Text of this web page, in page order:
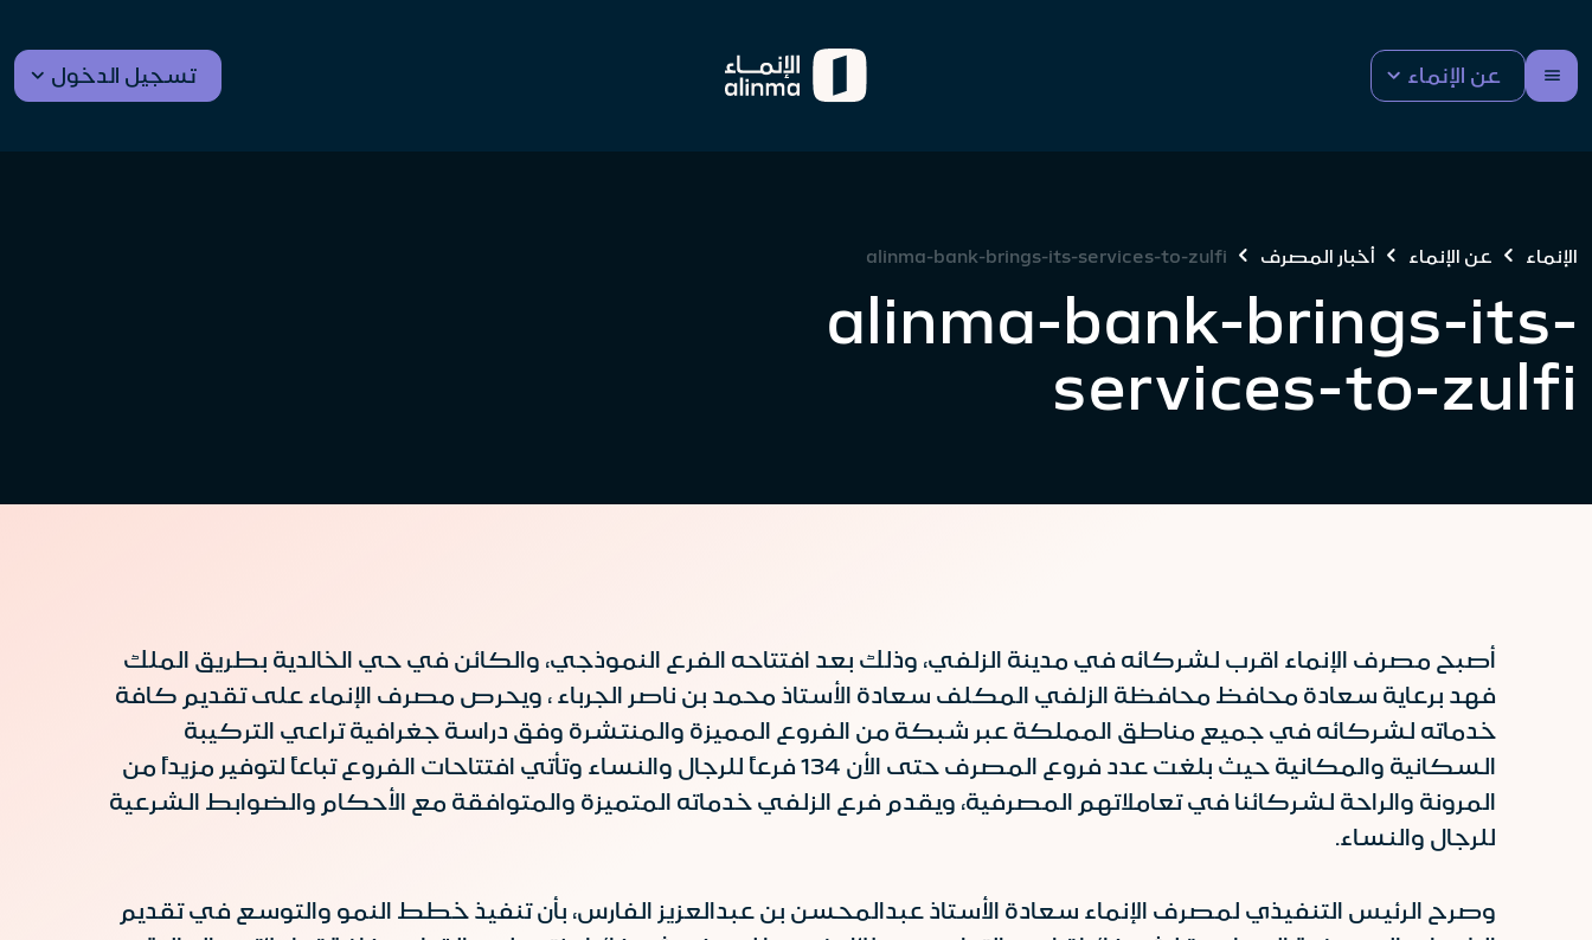
عن الإنماء تسجيل الدخول
الإنماء عن الإنماء أخبار المصرف alinma-bank-brings-its-services-to-zulfi
alinma-bank-brings-its-
services-to-zulfi
أصبح مصرف الإنماء اقرب لشركائه في مدينة الزلفي، وذلك بعد افتتاحه الفرع النموذجي، والكائن في حي الخالدية بطريق الملك
فهد برعاية سعادة محافظ محافظة الزلفي المكلف سعادة الأستاذ محمد بن ناصر الجرباء ، ويحرص مصرف الإنماء على تقديم كافة
خدماته لشركائه في جميع مناطق المملكة عبر شبكة من الفروع المميزة والمنتشرة وفق دراسة جغرافية تراعي التركيبة
السكانية والمكانية حيث بلغت عدد فروع المصرف حتى الأن 134 فرعاً للرجال والنساء وتأتي افتتاحات الفروع تباعاً لتوفير مزيداً من
المرونة والراحة لشركائنا في تعاملاتهم المصرفية، ويقدم فرع الزلفي خدماته المتميزة والمتوافقة مع الأحكام والضوابط الشرعية
للرجال والنساء.
وصرح الرئيس التنفيذي لمصرف الإنماء سعادة الأستاذ عبدالمحسن بن عبدالعزيز الفارس، بأن تنفيذ خطط النمو والتوسع في تقديم